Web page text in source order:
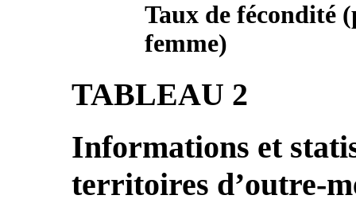
Taux de fécondité
femme)
TABLEAU 2
Informations et
territoires d’outre-